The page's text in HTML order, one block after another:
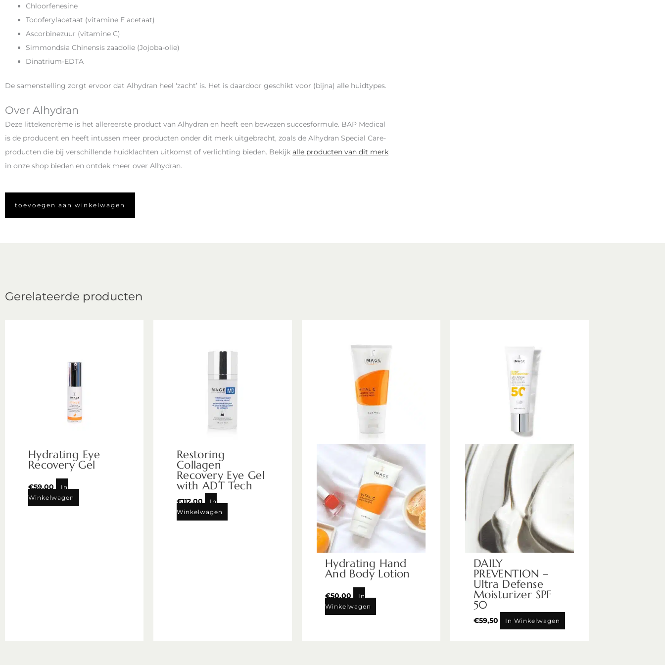
Chloorfenesine
Tocoferylacetaat (vitamine E acetaat)
Ascorbinezuur (vitamine C)
Simmondsia Chinensis zaadolie (Jojoba-olie)
Dinatrium-EDTA
De samenstelling zorgt ervoor dat Alhydran heel ‘zacht’ is. Het is daardoor geschikt voor (bijna) alle huidtypes.
Over Alhydran
Deze littekencrème is het allereerste product van Alhydran en heeft een bewezen succesformule. BAP Medical
is de producent en heeft intussen meer producten onder dit merk uitgebracht, zoals de Alhydran Special Care-
producten die bij verschillende huidklachten uitkomst of verlichting bieden. Bekijk alle producten van dit merk
in onze shop bieden en ontdek meer over Alhydran.
toevoegen aan winkelwagen
Gerelateerde producten
Hydrating Eye
Recovery Gel
€59,00
In
Winkelwagen
Restoring
Collagen
Recovery Eye Gel
with ADT Tech
€112,00
In
Winkelwagen
Hydrating Hand
And Body Lotion
€50,00
In
Winkelwagen
DAILY
PREVENTION –
Ultra Defense
Moisturizer SPF
50
€59,50 In Winkelwagen